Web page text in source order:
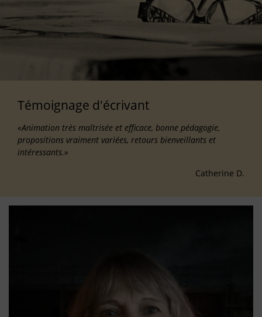
Témoignage d'écrivant
«Animation très maîtrisée et efficace, bonne pédagogie,
propositions vraiment variées, retours bienveillants et
intéressants.»
Catherine D.